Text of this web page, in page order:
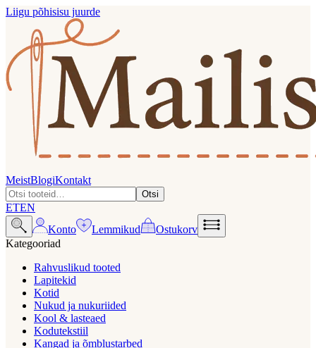
Liigu põhisisu juurde
MeistBlogiKontakt
Otsi
ETEN
Konto
Lemmikud
Ostukorv
Kategooriad
Rahvuslikud tooted
Lapitekid
Kotid
Nukud ja nukuriided
Kool & lasteaed
Kodutekstiil
Kangad ja õmblustarbed